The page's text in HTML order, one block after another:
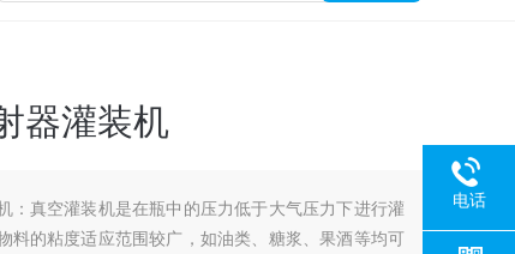
器灌装机
：真空灌装机是在瓶中的压力低于大气压力下进行灌
料的粘度适应范围较广，如油类、糖浆、果酒等均可
电话